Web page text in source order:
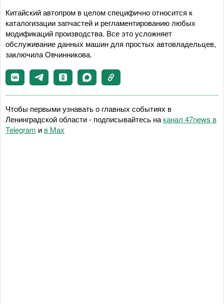
Китайский автопром в целом специфично относится к
каталогизации запчастей и регламентированию любых
модификаций производства. Все это усложняет
обслуживание данных машин для простых автовладельцев,
заключила Овчинникова.
Чтобы первыми узнавать о главных событиях в
Ленинградской области - подписывайтесь на канал 47news в
Telegram и в Maх